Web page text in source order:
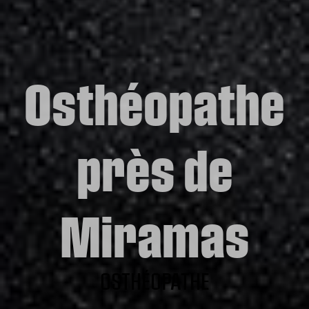
Osthéopathe
près de
Miramas
OSTHÉOPATHE